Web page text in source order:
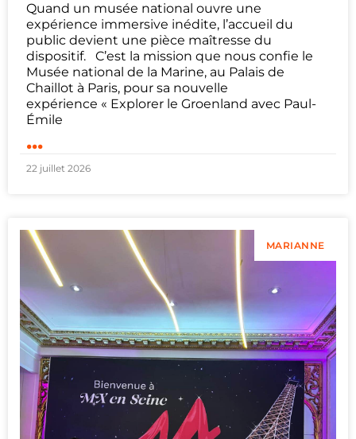
Quand un musée national ouvre une
expérience immersive inédite, l’accueil du
public devient une pièce maîtresse du
dispositif. C’est la mission que nous confie le
Musée national de la Marine, au Palais de
Chaillot à Paris, pour sa nouvelle
expérience « Explorer le Groenland avec Paul-
Émile
...
22 juillet 2026
MARIANNE